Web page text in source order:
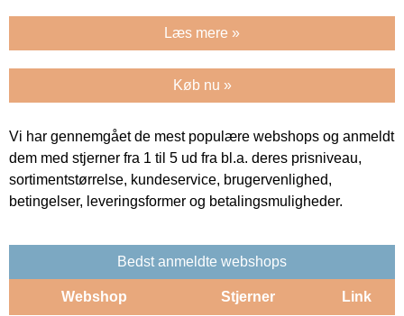
Læs mere »
Køb nu »
Vi har gennemgået de mest populære webshops og anmeldt
dem med stjerner fra 1 til 5 ud fra bl.a. deres prisniveau,
sortimentstørrelse, kundeservice, brugervenlighed,
betingelser, leveringsformer og betalingsmuligheder.
Bedst anmeldte webshops
Webshop Stjerner Link